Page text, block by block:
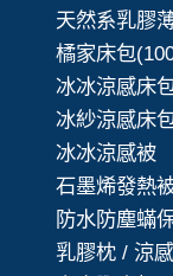
天然系乳膠
橘家床包
冰冰涼感床
冰紗涼感床
冰冰涼感被
石墨烯發熱
防水防塵蟎
乳膠枕 / 涼